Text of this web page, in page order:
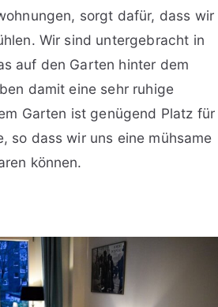
sorgt dafür, dass wir
Wir sind untergebracht in
auf den Garten hinter dem
damit eine sehr ruhige
Garten ist genügend Platz für
so dass wir uns eine mühsame
können.